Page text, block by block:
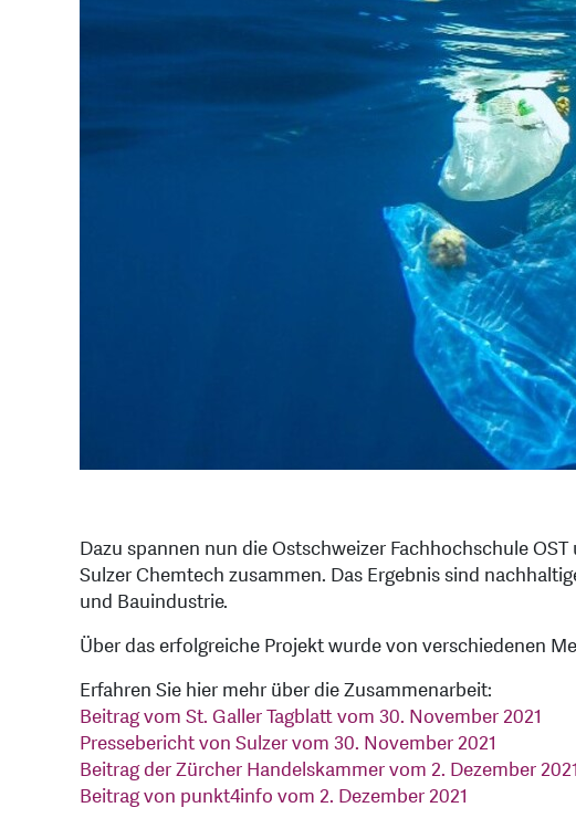
Dazu spannen nun die Ostschweizer Fachhochschule
Sulzer Chemtech zusammen. Das Ergebnis sind
und Bauindustrie.
Über das erfolgreiche Projekt wurde von verschiedenen
Erfahren Sie hier mehr über die Zusammenarbeit:
Beitrag vom St. Galler Tagblatt vom 30. November 2021
Pressebericht von Sulzer vom 30. November 2021
Beitrag der Zürcher Handelskammer vom 2. Dezember 2021
Beitrag von punkt4info vom 2. Dezember 2021